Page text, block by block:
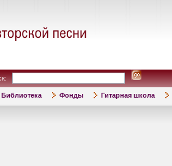
Библиотека Фонды Гитарная школа